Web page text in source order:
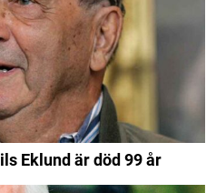
Eklund är död 99 år